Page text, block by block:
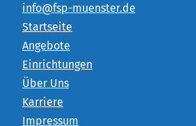
info@fsp-muenster.de
Startseite
Angebote
Einrichtungen
Über Uns
Karriere
Impressum